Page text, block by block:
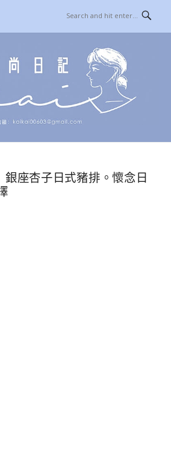
座杏子日式豬排。懷念日